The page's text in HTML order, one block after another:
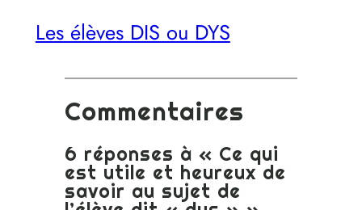
Les élèves DIS ou DYS
Commentaires
6 réponses à « Ce qui
est utile et heureux de
savoir au sujet de